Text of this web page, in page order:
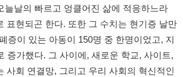
늘날의 빠르고 엉클어진 삶에 적응하느라
표현되곤 한다. 또한 그 수치는 현기증 날만
증이 있는 아동이 150명 중 한명이었고, 지
증가했다. 그 사이에 , 새로운 학교, 사이트,
사회 연결망, 그리고 우리 사회의 혁신적인